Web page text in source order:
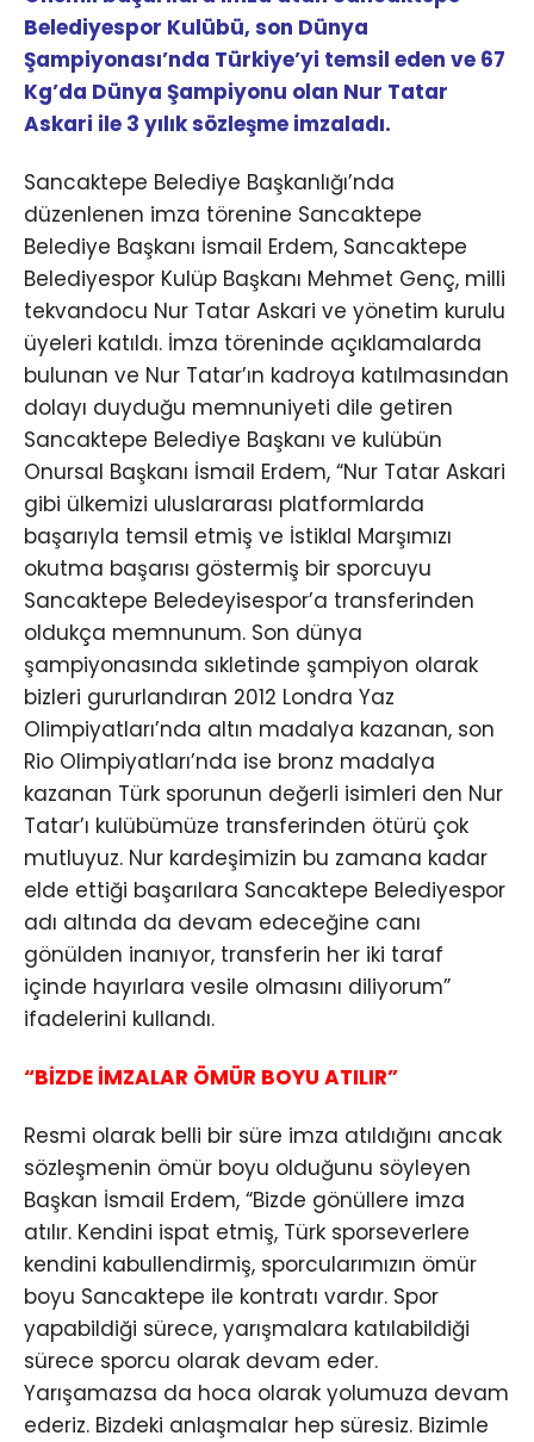
Belediyespor Kulübü, son Dünya
Şampiyonası’nda Türkiye’yi temsil eden ve 67
Kg’da Dünya Şampiyonu olan Nur Tatar
Askari ile 3 yılık sözleşme imzaladı.
Sancaktepe Belediye Başkanlığı’nda
düzenlenen imza törenine Sancaktepe
Belediye Başkanı İsmail Erdem, Sancaktepe
Belediyespor Kulüp Başkanı Mehmet Genç, milli
tekvandocu Nur Tatar Askari ve yönetim kurulu
üyeleri katıldı. İmza töreninde açıklamalarda
bulunan ve Nur Tatar’ın kadroya katılmasından
dolayı duyduğu memnuniyeti dile getiren
Sancaktepe Belediye Başkanı ve kulübün
Onursal Başkanı İsmail Erdem, “Nur Tatar Askari
gibi ülkemizi uluslararası platformlarda
başarıyla temsil etmiş ve İstiklal Marşımızı
okutma başarısı göstermiş bir sporcuyu
Sancaktepe Beledeyisespor’a transferinden
oldukça memnunum. Son dünya
şampiyonasında sıkletinde şampiyon olarak
bizleri gururlandıran 2012 Londra Yaz
Olimpiyatları’nda altın madalya kazanan, son
Rio Olimpiyatları’nda ise bronz madalya
kazanan Türk sporunun değerli isimleri den Nur
Tatar’ı kulübümüze transferinden ötürü çok
mutluyuz. Nur kardeşimizin bu zamana kadar
elde ettiği başarılara Sancaktepe Belediyespor
adı altında da devam edeceğine canı
gönülden inanıyor, transferin her iki taraf
içinde hayırlara vesile olmasını diliyorum”
ifadelerini kullandı.
“BİZDE İMZALAR ÖMÜR BOYU ATILIR”
Resmi olarak belli bir süre imza atıldığını ancak
sözleşmenin ömür boyu olduğunu söyleyen
Başkan İsmail Erdem, “Bizde gönüllere imza
atılır. Kendini ispat etmiş, Türk sporseverlere
kendini kabullendirmiş, sporcularımızın ömür
boyu Sancaktepe ile kontratı vardır. Spor
yapabildiği sürece, yarışmalara katılabildiği
sürece sporcu olarak devam eder.
Yarışamazsa da hoca olarak yolumuza devam
ederiz. Bizdeki anlaşmalar hep süresiz. Bizimle